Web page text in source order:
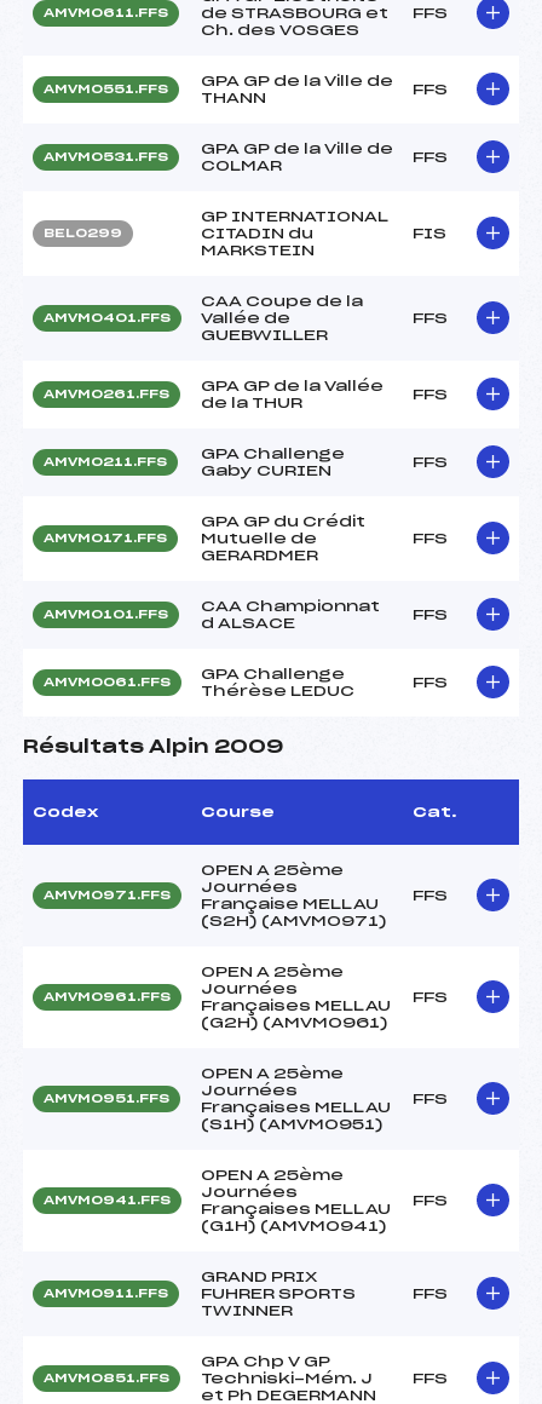
AMVM0611.FFS
de STRASBOURG et
Ch. des VOSGES
FFS
AMVM0551.FFS
GPA GP de la Ville de
THANN
FFS
AMVM0531.FFS
GPA GP de la Ville de
COLMAR
FFS
BEL0299
GP INTERNATIONAL
CITADIN du
MARKSTEIN
FIS
AMVM0401.FFS
CAA Coupe de la
Vallée de
GUEBWILLER
FFS
AMVM0261.FFS
GPA GP de la Vallée
de la THUR
FFS
AMVM0211.FFS
GPA Challenge
Gaby CURIEN
FFS
AMVM0171.FFS
GPA GP du Crédit
Mutuelle de
GERARDMER
FFS
AMVM0101.FFS
CAA Championnat
d ALSACE
FFS
AMVM0061.FFS
GPA Challenge
Thérèse LEDUC
FFS
Résultats Alpin 2009
Codex Course Cat.
AMVM0971.FFS
OPEN A 25ème
Journées
Française MELLAU
(S2H) (AMVM0971)
FFS
AMVM0961.FFS
OPEN A 25ème
Journées
Françaises MELLAU
(G2H) (AMVM0961)
FFS
AMVM0951.FFS
OPEN A 25ème
Journées
Françaises MELLAU
(S1H) (AMVM0951)
FFS
AMVM0941.FFS
OPEN A 25ème
Journées
Françaises MELLAU
(G1H) (AMVM0941)
FFS
AMVM0911.FFS
GRAND PRIX
FUHRER SPORTS
TWINNER
FFS
AMVM0851.FFS
GPA Chp V GP
Techniski-Mém. J
et Ph DEGERMANN
FFS